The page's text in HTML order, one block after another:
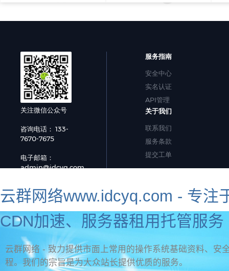
云群网络www.idcyq.com - 专注
CDN加速、服务器租用托管服
云群网络 - 致力提供市面上常用的操作系统基础资料、安
程。我们的宗旨是为大众站长提供优质的服务。